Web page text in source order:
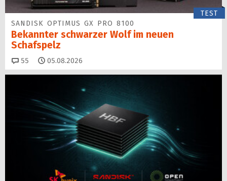
TEST
SANDISK OPTIMUS GX PRO 8100
Bekannter schwarzer Wolf im neuen
Schafspelz
55 Kommentare
05.08.2026